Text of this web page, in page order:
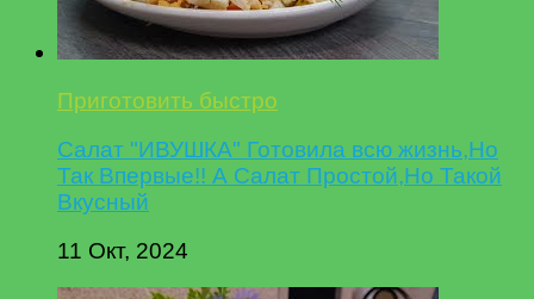
Приготовить быстро
Салат "ИВУШКА" Готовила всю жизнь,Но
Так Впервые!! А Салат Простой,Но Такой
Вкусный
11 Окт, 2024